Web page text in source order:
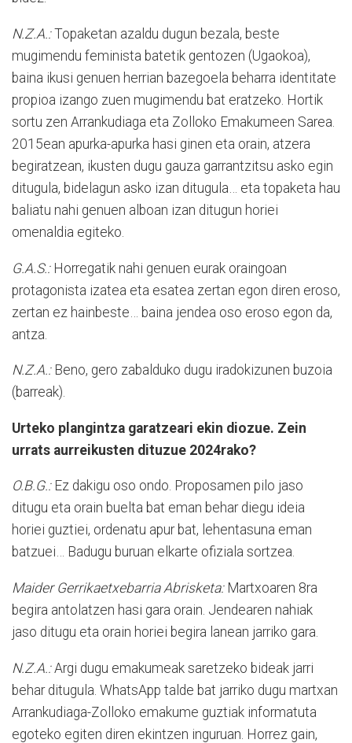
N.Z.A.:Topaketan azaldu dugun bezala, beste
mugimendu feminista batetik gentozen (Ugaokoa),
baina ikusi genuen herrian bazegoela beharra identitate
propioa izango zuen mugimendu bat eratzeko. Hortik
sortu zen Arrankudiaga eta Zolloko Emakumeen Sarea.
2015ean apurka-apurka hasi ginen eta orain, atzera
begiratzean, ikusten dugu gauza garrantzitsu asko egin
ditugula, bidelagun asko izan ditugula… eta topaketa hau
baliatu nahi genuen alboan izan ditugun horiei
omenaldia egiteko.
G.A.S.:Horregatik nahi genuen eurak oraingoan
protagonista izatea eta esatea zertan egon diren eroso,
zertan ez hainbeste… baina jendea oso eroso egon da,
antza.
N.Z.A.:Beno, gero zabalduko dugu iradokizunen buzoia
(barreak).
Urteko plangintza garatzeari ekin diozue. Zein
urrats aurreikusten dituzue 2024rako?
O.B.G.:Ez dakigu oso ondo. Proposamen pilo jaso
ditugu eta orain buelta bat eman behar diegu ideia
horiei guztiei, ordenatu apur bat, lehentasuna eman
batzuei… Badugu buruan elkarte ofiziala sortzea.
Maider Gerrikaetxebarria Abrisketa:Martxoaren 8ra
begira antolatzen hasi gara orain. Jendearen nahiak
jaso ditugu eta orain horiei begira lanean jarriko gara.
N.Z.A.:Argi dugu emakumeak saretzeko bideak jarri
behar ditugula. WhatsApp talde bat jarriko dugu martxan
Arrankudiaga-Zolloko emakume guztiak informatuta
egoteko egiten diren ekintzen inguruan. Horrez gain,